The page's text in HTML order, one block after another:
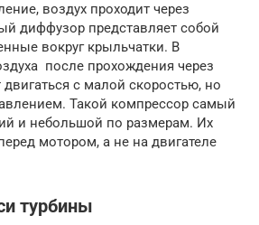
воздух проходит через
диффузор представляет собой
вокруг крыльчатки. В
после прохождения через
с малой скоростью, но
Такой компрессор самый
и небольшой по размерам. Их
мотором, а не на двигателе
турбины